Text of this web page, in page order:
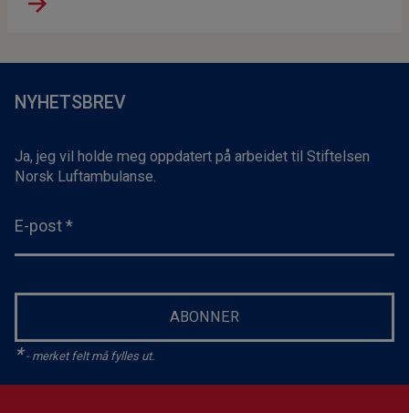
NYHETSBREV
Ja, jeg vil holde meg oppdatert på arbeidet til Stiftelsen
Norsk Luftambulanse.
E-post *
ABONNER
*- merket felt må fylles ut.